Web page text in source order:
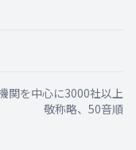
関を中心に3000社以上
敬称略、50音順